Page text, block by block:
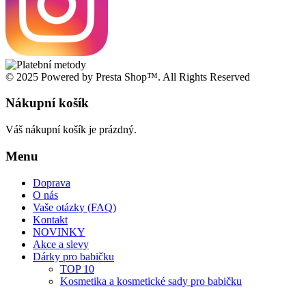
© 2025 Powered by Presta Shop™. All Rights Reserved
Nákupní košík
Váš nákupní košík je prázdný.
Menu
Doprava
O nás
Vaše otázky (FAQ)
Kontakt
NOVINKY
Akce a slevy
Dárky pro babičku
TOP 10
Kosmetika a kosmetické sady pro babičku